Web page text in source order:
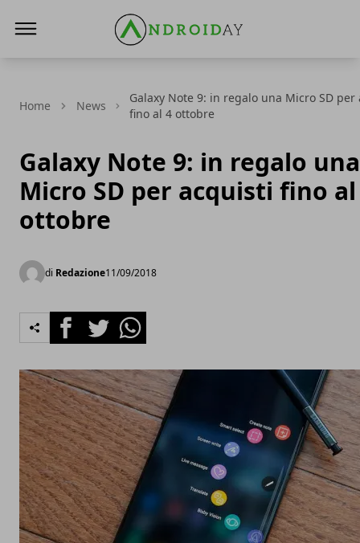
Home News
Galaxy Note 9: in regalo una Micro SD
fino al 4 ottobre
Galaxy Note 9: in regalo una
Micro SD per acquisti fino
ottobre
di Redazione11/09/2018
FacebookTwitterWhatsapp